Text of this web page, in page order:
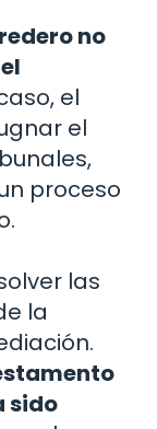
no
el
el
proceso
las
la
sido